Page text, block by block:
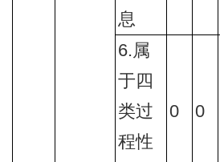
息
6.属
于四
类过
程性
0 0